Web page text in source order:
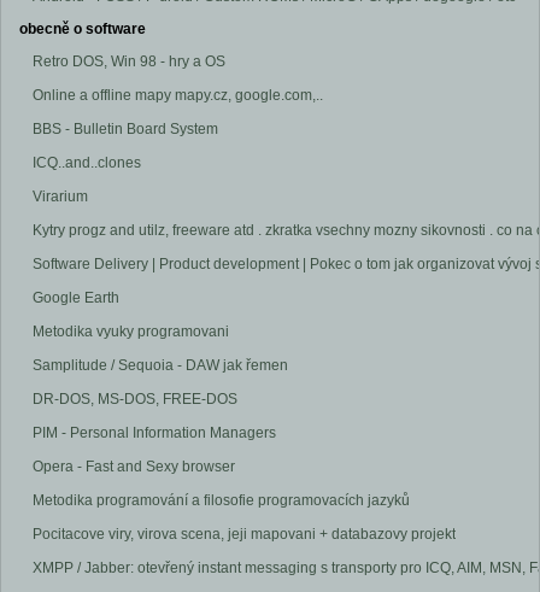
obecně o software
Retro DOS, Win 98 - hry a OS
Online a offline mapy mapy.cz, google.com,..
BBS - Bulletin Board System
ICQ..and..clones
Virarium
Kytry progz and utilz, freeware atd . zkratka vsechny mozny sikovnosti . co
Software Delivery | Product development | Pokec o tom jak organizovat vývoj
Google Earth
Metodika vyuky programovani
Samplitude / Sequoia - DAW jak řemen
DR-DOS, MS-DOS, FREE-DOS
PIM - Personal Information Managers
Opera - Fast and Sexy browser
Metodika programování a filosofie programovacích jazyků
Pocitacove viry, virova scena, jeji mapovani + databazovy projekt
XMPP / Jabber: otevřený instant messaging s transporty pro ICQ, AIM, MSN,